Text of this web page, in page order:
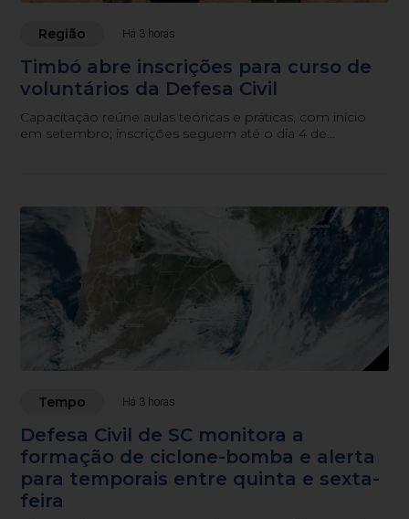
Região Há 3 horas
Timbó abre inscrições para curso de
voluntários da Defesa Civil
Capacitação reúne aulas teóricas e práticas, com início
em setembro; inscrições seguem até o dia 4 de
Tempo Há 3 horas
Defesa Civil de SC monitora a
formação de ciclone-bomba e alerta
para temporais entre quinta e sexta-
feira